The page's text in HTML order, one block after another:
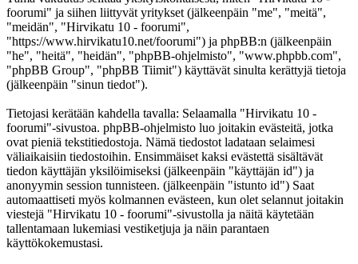
foorumi" ja siihen liittyvät yritykset (jälkeenpäin "me", "meitä",
"meidän", "Hirvikatu 10 - foorumi",
"https://www.hirvikatu10.net/foorumi") ja phpBB:n (jälkeenpäin
"he", "heitä", "heidän", "phpBB-ohjelmisto", "www.phpbb.com",
"phpBB Group", "phpBB Tiimit") käyttävät sinulta kerättyjä tietoja
(jälkeenpäin "sinun tiedot").
Tietojasi kerätään kahdella tavalla: Selaamalla "Hirvikatu 10 -
foorumi"-sivustoa. phpBB-ohjelmisto luo joitakin evästeitä, jotka
ovat pieniä tekstitiedostoja. Nämä tiedostot ladataan selaimesi
väliaikaisiin tiedostoihin. Ensimmäiset kaksi evästettä sisältävät
tiedon käyttäjän yksilöimiseksi (jälkeenpäin "käyttäjän id") ja
anonyymin session tunnisteen. (jälkeenpäin "istunto id") Saat
automaattiseti myös kolmannen evästeen, kun olet selannut joitakin
viestejä "Hirvikatu 10 - foorumi"-sivustolla ja näitä käytetään
tallentamaan lukemiasi vestiketjuja ja näin parantaen
käyttökokemustasi.